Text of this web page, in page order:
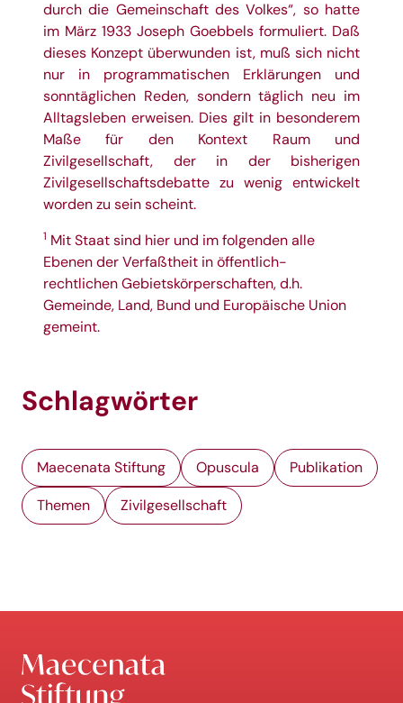
durch die Gemeinschaft des Volkes“, so hatte
im März 1933 Joseph Goebbels formuliert. Daß
dieses Konzept überwunden ist, muß sich nicht
nur in programmatischen Erklärungen und
sonntäglichen Reden, sondern täglich neu im
Alltagsleben erweisen. Dies gilt in besonderem
Maße für den Kontext Raum und
Zivilgesellschaft, der in der bisherigen
Zivilgesellschaftsdebatte zu wenig entwickelt
worden zu sein scheint.
1 Mit Staat sind hier und im folgenden alle
Ebenen der Verfaßtheit in öffentlich-
rechtlichen Gebietskörperschaften, d.h.
Gemeinde, Land, Bund und Europäische Union
gemeint.
Schlagwörter
Maecenata Stiftung Opuscula Publikation
Themen Zivilgesellschaft